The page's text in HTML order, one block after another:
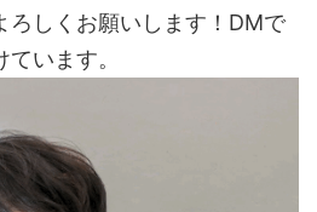
ろしくお願いします！DMで
います。